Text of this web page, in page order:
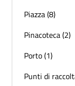
Piazza (8)
Pinacoteca (2)
Porto (1)
Punti di